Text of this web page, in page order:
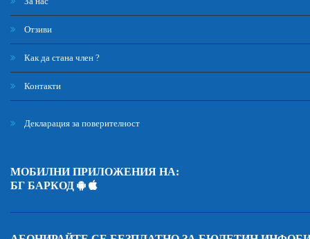
Отзиви
Как да стана член ?
Контакти
Декларация за поверителност
МОБИЛНИ ПРИЛОЖЕНИЯ НА:
БГ БАРКОД